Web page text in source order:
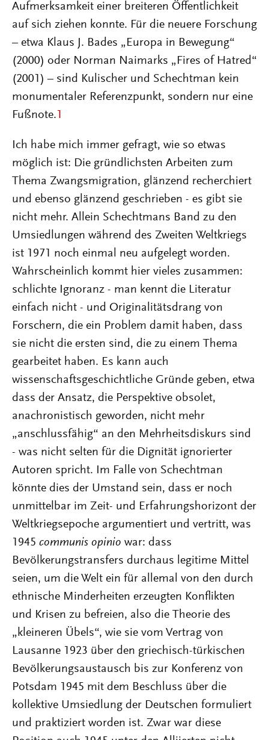
Aufmerksamkeit einer breiteren Öffentlichkeit
auf sich ziehen konnte. Für die neuere Forschung
– etwa Klaus J. Bades „Europa in Bewegung“
(2000) oder Norman Naimarks „Fires of Hatred“
(2001) – sind Kulischer und Schechtman kein
monumentaler Referenzpunkt, sondern nur eine
Fußnote. 1
Ich habe mich immer gefragt, wie so etwas
möglich ist: Die gründlichsten Arbeiten zum
Thema Zwangsmigration, glänzend recherchiert
und ebenso glänzend geschrieben - es gibt sie
nicht mehr. Allein Schechtmans Band zu den
Umsiedlungen während des Zweiten Weltkriegs
ist 1971 noch einmal neu aufgelegt worden.
Wahrscheinlich kommt hier vieles zusammen:
schlichte Ignoranz - man kennt die Literatur
einfach nicht - und Originalitätsdrang von
Forschern, die ein Problem damit haben, dass
sie nicht die ersten sind, die zu einem Thema
gearbeitet haben. Es kann auch
wissenschaftsgeschichtliche Gründe geben, etwa
dass der Ansatz, die Perspektive obsolet,
anachronistisch geworden, nicht mehr
„anschlussfähig“ an den Mehrheitsdiskurs sind
- was nicht selten für die Dignität ignorierter
Autoren spricht. Im Falle von Schechtman
könnte dies der Umstand sein, dass er noch
unmittelbar im Zeit- und Erfahrungshorizont der
Weltkriegsepoche argumentiert und vertritt, was
1945 communis opinio war: dass
Bevölkerungstransfers durchaus legitime Mittel
seien, um die Welt ein für allemal von den durch
ethnische Minderheiten erzeugten Konflikten
und Krisen zu befreien, also die Theorie des
„kleineren Übels“, wie sie vom Vertrag von
Lausanne 1923 über den griechisch-türkischen
Bevölkerungsaustausch bis zur Konferenz von
Potsdam 1945 mit dem Beschluss über die
kollektive Umsiedlung der Deutschen formuliert
und praktiziert worden ist. Zwar war diese